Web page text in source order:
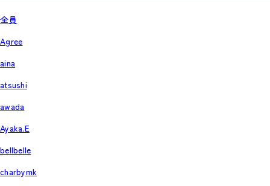
全員
Agree
aina
atsushi
awada
Ayaka.E
bellbelle
charbymk